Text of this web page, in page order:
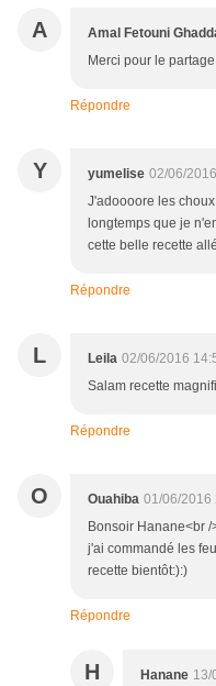
A Amal Fetouni
Merci pour le
Répondre
Y yumelise 02/06/
J'adoooore les
longtemps que je
cette belle recette
Répondre
L Leila 02/06/2016
Salam recette
Répondre
O Ouahiba 01/06/2016
Bonsoir Hanane<br
j'ai commandé les
recette bientôt:):)
Répondre
H Hanane 13/